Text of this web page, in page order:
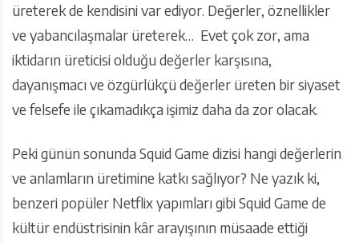
üreterek de kendisini var ediyor. Değerler, öznellikler
ve yabancılaşmalar üreterek… Evet çok zor, ama
iktidarın üreticisi olduğu değerler karşısına,
dayanışmacı ve özgürlükçü değerler üreten bir siyaset
ve felsefe ile çıkamadıkça işimiz daha da zor olacak.
Peki günün sonunda Squid Game dizisi hangi değerlerin
ve anlamların üretimine katkı sağlıyor? Ne yazık ki,
benzeri popüler Netflix yapımları gibi Squid Game de
kültür endüstrisinin kâr arayışının müsaade ettiği